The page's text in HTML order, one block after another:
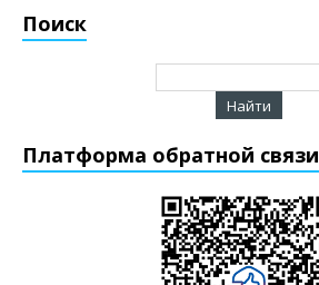
Поиск
Платформа обратной связи